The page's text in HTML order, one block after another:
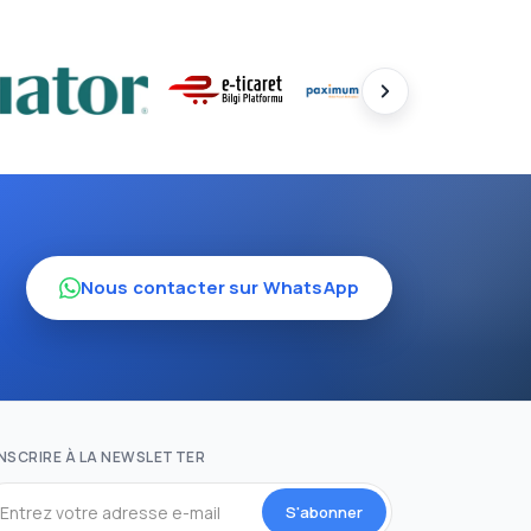
Nous contacter sur WhatsApp
À LA NEWSLETTER
S'abonner